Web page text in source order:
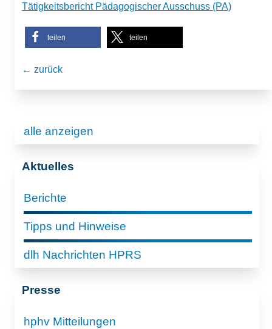
Tätigkeitsbericht Pädagogischer Ausschuss (PA)
teilen teilen
← zurück
alle anzeigen
Aktuelles
Berichte
Tipps und Hinweise
dlh Nachrichten HPRS
Presse
hphv Mitteilungen